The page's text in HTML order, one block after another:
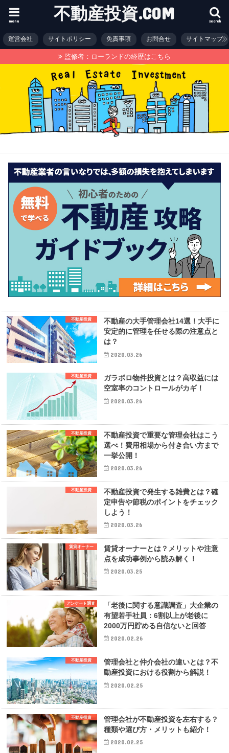
不動産投資.COM search
menu
運営会社 サイトポリシー 免責事項 お問合せ サイトマップ
監修者：ローランドの経歴はこちら
不動産投資
不動産の大手管理会社14選！大手に
安定的に管理を任せる際の注意点と
は？
2020.03.26
不動産投資
ガラボロ物件投資とは？高収益には
空室率のコントロールがカギ！
2020.03.26
不動産投資
不動産投資で重要な管理会社はこう
選べ！費用相場から付き合い方まで
一挙公開！
2020.03.26
不動産投資
不動産投資で発生する雑費とは？確
定申告や節税のポイントをチェック
しよう！
2020.03.26
賃貸オーナー
賃貸オーナーとは？メリットや注意
点を成功事例から読み解く！
2020.03.25
アンケート調査
「老後に関する意識調査」大企業の
有望若手社員：6割以上が老後に
2000万円貯める自信ないと回答
2020.02.26
不動産投資
管理会社と仲介会社の違いとは？不
動産投資における役割から解説！
2020.02.25
不動産投資
管理会社が不動産投資を左右する？
種類や選び方・メリットも紹介！
2020.02.25